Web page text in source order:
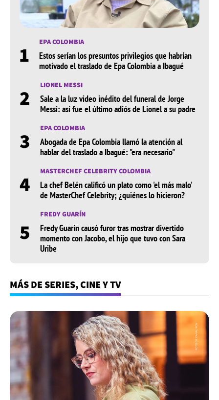
1 EPA COLOMBIA
Estos serían los presuntos privilegios que habrían
motivado el traslado de Epa Colombia a Ibagué
2 LIONEL MESSI
Sale a la luz video inédito del funeral de Jorge
Messi: así fue el último adiós de Lionel a su padre
3 EPA COLOMBIA
Abogada de Epa Colombia llamó la atención al
hablar del traslado a Ibagué: "era necesario"
4 MASTERCHEF CELEBRITY COLOMBIA
La chef Belén calificó un plato como 'el más malo'
de MasterChef Celebrity; ¿quiénes lo hicieron?
5
FREDY GUARÍN
Fredy Guarín causó furor tras mostrar divertido
momento con Jacobo, el hijo que tuvo con Sara
Uribe
MÁS DE SERIES, CINE Y TV